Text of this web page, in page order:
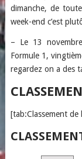
dimanche, de
week-end c’est
– Le 13
Formule 1,
regardez on a des
[tab:Classement de